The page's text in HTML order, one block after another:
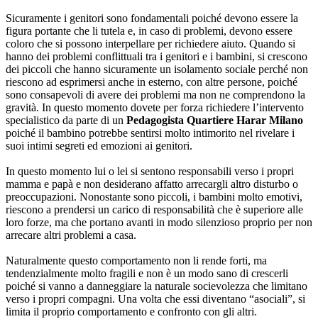
Sicuramente i genitori sono fondamentali poiché devono essere la
figura portante che li tutela e, in caso di problemi, devono essere
coloro che si possono interpellare per richiedere aiuto. Quando si
hanno dei problemi conflittuali tra i genitori e i bambini, si crescono
dei piccoli che hanno sicuramente un isolamento sociale perché non
riescono ad esprimersi anche in esterno, con altre persone, poiché
sono consapevoli di avere dei problemi ma non ne comprendono la
gravità. In questo momento dovete per forza richiedere l’intervento
specialistico da parte di un Pedagogista Quartiere Harar Milano
poiché il bambino potrebbe sentirsi molto intimorito nel rivelare i
suoi intimi segreti ed emozioni ai genitori.
In questo momento lui o lei si sentono responsabili verso i propri
mamma e papà e non desiderano affatto arrecargli altro disturbo o
preoccupazioni. Nonostante sono piccoli, i bambini molto emotivi,
riescono a prendersi un carico di responsabilità che è superiore alle
loro forze, ma che portano avanti in modo silenzioso proprio per non
arrecare altri problemi a casa.
Naturalmente questo comportamento non li rende forti, ma
tendenzialmente molto fragili e non è un modo sano di crescerli
poiché si vanno a danneggiare la naturale socievolezza che limitano
verso i propri compagni. Una volta che essi diventano “asociali”, si
limita il proprio comportamento e confronto con gli altri.